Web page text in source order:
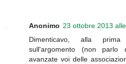
Anonimo 23 ottobre 2013
Dimenticavo, alla
sull'argomento (non
avanzate voi delle